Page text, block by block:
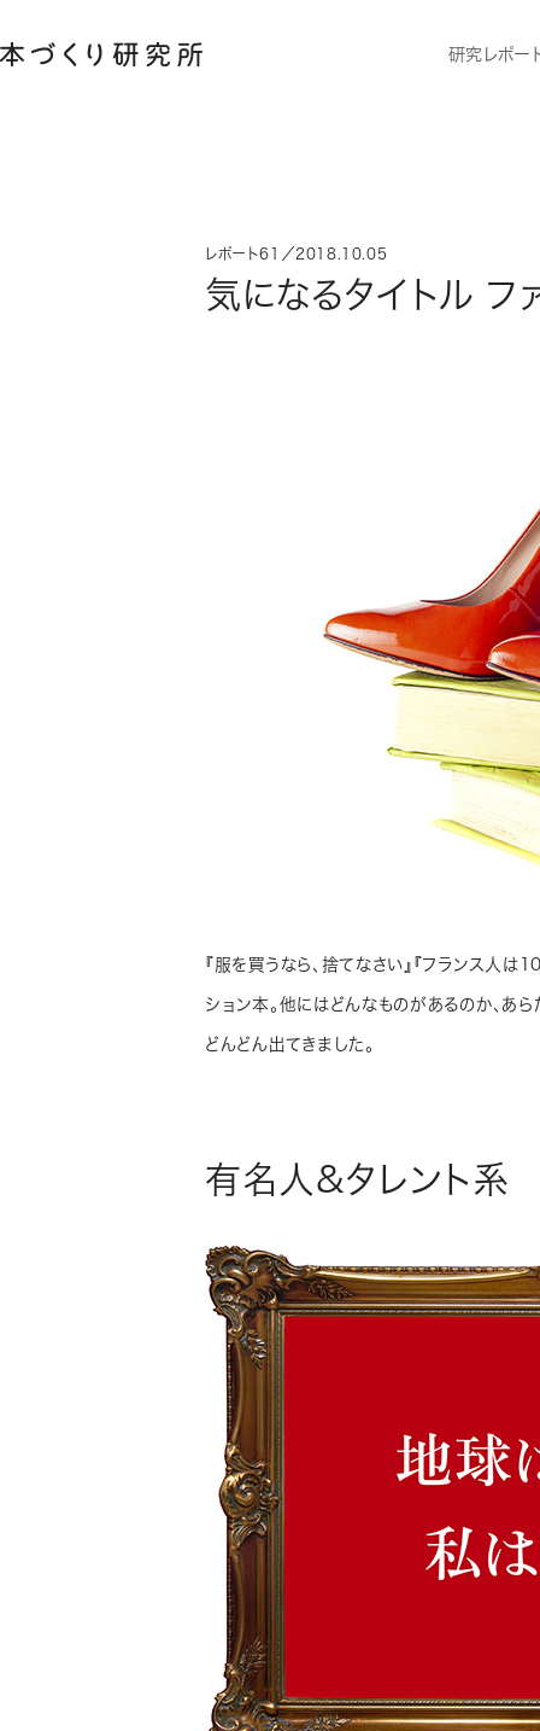
研究レポー
レポート61／2018.10.05
気になるタイトル フ
『服を買うなら、捨てなさい』『フランス人
ション本。他にはどんなものがあるのか、あ
どんどん出てきました。
有名人&タレント系